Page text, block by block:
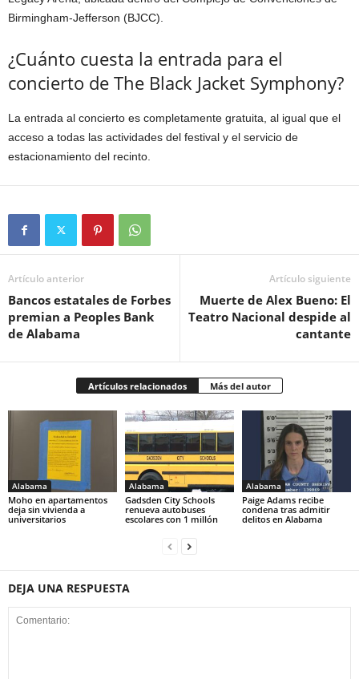
Birmingham-Jefferson (BJCC).
¿Cuánto cuesta la entrada para el
concierto de The Black Jacket Symphony?
La entrada al concierto es completamente gratuita, al igual que el
acceso a todas las actividades del festival y el servicio de
estacionamiento del recinto.
Artículo anterior
Bancos estatales de Forbes
premian a Peoples Bank
de Alabama
Artículo siguiente
Muerte de Alex Bueno: El
Teatro Nacional despide al
cantante
Artículos relacionados Más del autor
Alabama
Moho en apartamentos
deja sin vivienda a
universitarios
Alabama
Gadsden City Schools
renueva autobuses
escolares con 1 millón
Alabama
Paige Adams recibe
condena tras admitir
delitos en Alabama
DEJA UNA RESPUESTA